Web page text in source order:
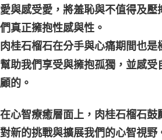
愛與感受愛，將羞恥與不值得及壓
們真正擁抱性感與性。
肉桂石榴石在分手與心痛期間也是
幫助我們享受與擁抱孤獨，並感受
顧的。
在心智療癒層面上，肉桂石榴石鼓
對新的挑戰與擴展我們的心智視野